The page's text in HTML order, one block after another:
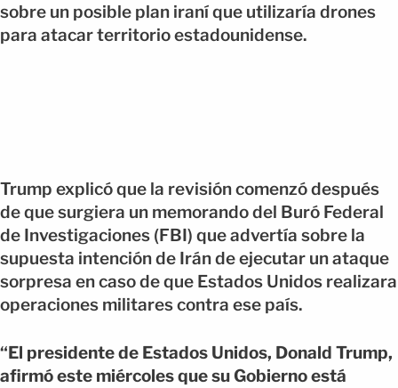
sobre un posible plan iraní que utilizaría drones
para atacar territorio estadounidense.
Trump explicó que la revisión comenzó después
de que surgiera un memorando del Buró Federal
de Investigaciones (FBI) que advertía sobre la
supuesta intención de Irán de ejecutar un ataque
sorpresa en caso de que Estados Unidos realizara
operaciones militares contra ese país.
“El presidente de Estados Unidos, Donald Trump,
afirmó este miércoles que su Gobierno está